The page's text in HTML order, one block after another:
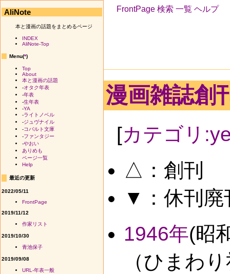
FrontPage 検索 一覧 ヘルプ
漫画雑誌創
[カテゴリ
△：創刊
▼：休刊廃
1946年(昭
（ひまわ
AliNote
本と漫画の話題をまとめるページ
INDEX
AliNote-Top
Menu(*)
Top
About
本と漫画の話題
-オタク年表
-年表
-生年表
-YA
-ライトノベル
-ジュヴナイル
-コバルト文庫
-ファンタジー
-やおい
ありめも
ページ一覧
Help
最近の更新
2022/05/11
FrontPage
2019/11/12
作家リスト
2019/10/30
青池保子
2019/09/08
URL-年表一般